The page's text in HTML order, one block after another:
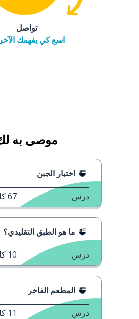
تواصل
اسع كي يفهمك
موصى به
اختبار الجبن
درس 67
ما هو الطبق التقليدي؟
درس 10
المطعم الفاخر
درس 11